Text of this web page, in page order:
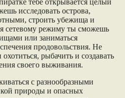
исследовать острова,
строить убежища и
сетевому режиму ты сможешь
или заниматься
продовольствия. Не
рыбачить и создавать
своего выживания.
с разнообразными
природы и опасных